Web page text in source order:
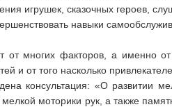
игрушек, сказочных героев,
навыки
от многих факторов, а именно
и от того насколько
консультация: «О развитии
моторики рук, а также